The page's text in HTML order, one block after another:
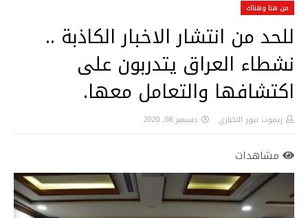
من هنا وهناك
للحد من انتشار الاخبار الكاذبة ..
نشطاء العراق يتدربون على
اكتشافها والتعامل معها.
ريموت نيوز الاخباري ديسمبر 08, 2020
مشاهدات